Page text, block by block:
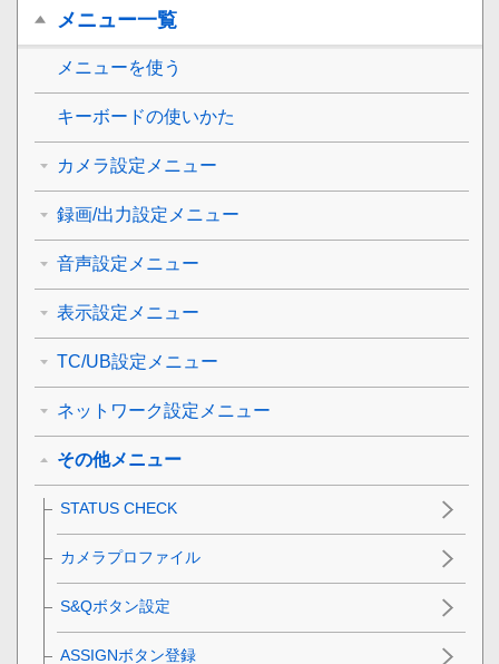
メニュー一覧
メニューを使う
キーボードの使いかた
カメラ設定メニュー
録画/出力設定メニュー
音声設定メニュー
表示設定メニュー
TC/UB設定メニュー
ネットワーク設定メニュー
その他メニュー
STATUS CHECK
カメラプロファイル
S&Qボタン設定
ASSIGNボタン登録